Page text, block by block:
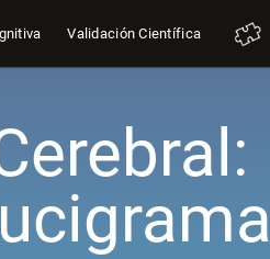
Validación Científica